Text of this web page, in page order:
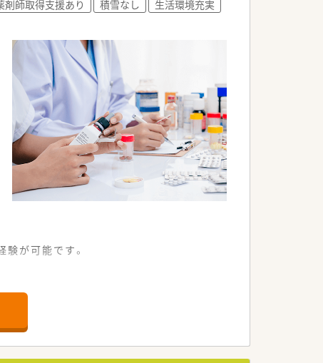
剤師取得支援あり 積雪なし
生活環境充実
が可能です。